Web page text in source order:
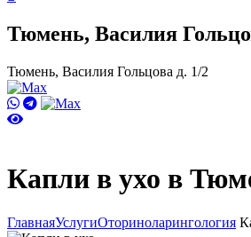
Тюмень, Василия
Тюмень, Василия Гольцова д. 1/2
Капли в ухо в
ГлавнаяУслугиОториноларингология